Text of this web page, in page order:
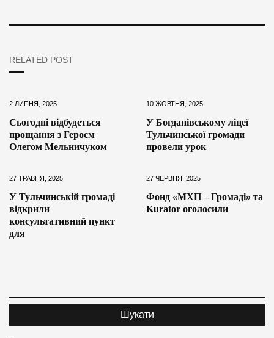
RELATED POST
2 ЛИПНЯ, 2025
Сьогодні відбудеться
прощання з Героєм
Олегом Мельничуком
10 ЖОВТНЯ, 2025
У Богданівському ліцеї
Тульчинської громади
провели урок
27 ТРАВНЯ, 2025
У Тульчинській громаді
відкрили
консультативний пункт
для
27 ЧЕРВНЯ, 2025
Фонд «МХП – Громаді» та
Kurator оголосили